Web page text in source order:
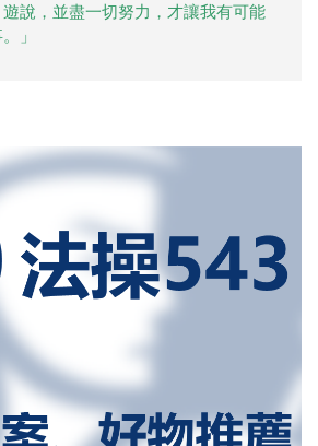
說，並盡一切努力，才讓我有可能
」